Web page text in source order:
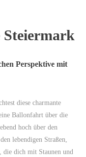
Perspektive mit
diese charmante
Ballonfahrt über die
hoch über den
lebendigen Straßen,
die dich mit Staunen und